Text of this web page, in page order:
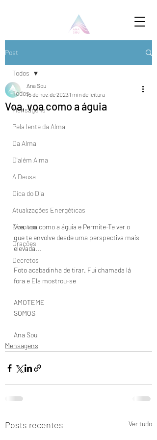
Post
Todos
Mensagens
Pela lente da Alma
Da Alma
D'além Alma
A Deusa
Dica do Dia
Atualizações Energéticas
Eventos
Orações
Decretos
Todos
Voa, voa como a águia
Ana Sou
15 de nov. de 2023 1 min de leitura
Voa, voa como a águia e Permite-Te ver o
que te envolve desde uma perspectiva mais
elevada...
Foto acabadinha de tirar. Fui chamada lá
fora e Ela mostrou-se
AMOTEME
SOMOS
Ana Sou
Mensagens
Posts recentes Ver tudo